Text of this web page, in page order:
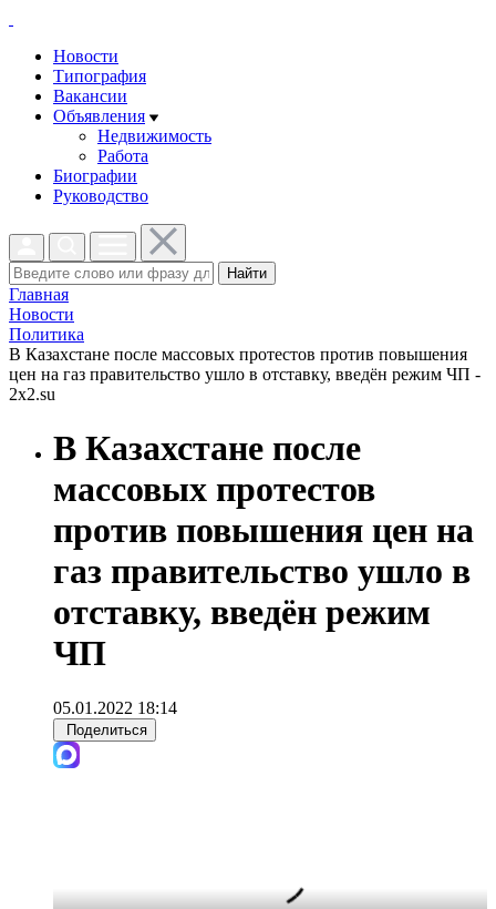
Новости
Типография
Вакансии
Объявления
Недвижимость
Работа
Биографии
Руководство
Найти
Главная
Новости
Политика
В Казахстане после массовых протестов против повышения
цен на газ правительство ушло в отставку, введён режим ЧП -
2x2.su
В Казахстане после
массовых протестов
против повышения цен на
газ правительство ушло в
отставку, введён режим
ЧП
05.01.2022 18:14
Поделиться